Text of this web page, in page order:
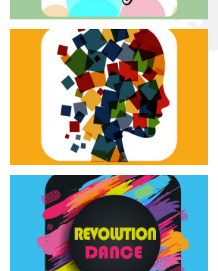
Tracce dinamiche
Tracce Dinamiche è una rassegna di teatro
d’innovazione e sperimentale.
Continua
Revolution Dance
Rassegna di danza contemporanea – I Edizione